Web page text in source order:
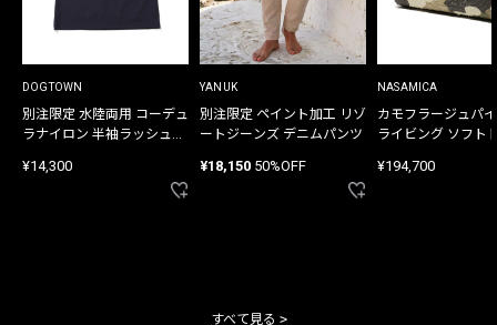
DOGTOWN
別注限定 水陸両用 コーデュ
ラナイロン 半袖ラッシュガ
¥14,300
YANUK
別注限定 ペイント加工 リゾ
ートジーンズ デニムパンツ
¥18,150 50%OFF
NASAMICA
カモフラージュパ
ライビング ソフト
¥194,700
すべて見る